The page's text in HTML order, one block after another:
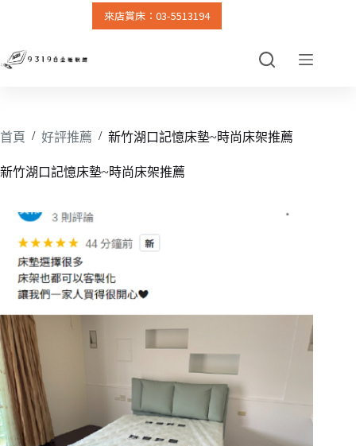
主
來店賞床：03-5513194
首頁 / 好評推薦 / 新竹湖口記憶床墊~時尚床架推薦
新竹湖口記憶床墊~時尚床架推薦